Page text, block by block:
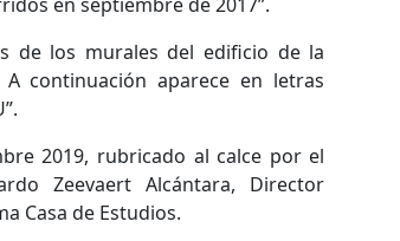
de los murales del edificio de la
continuación aparece en letras
2019, rubricado al calce por el
Zeevaert Alcántara, Director
Casa de Estudios.